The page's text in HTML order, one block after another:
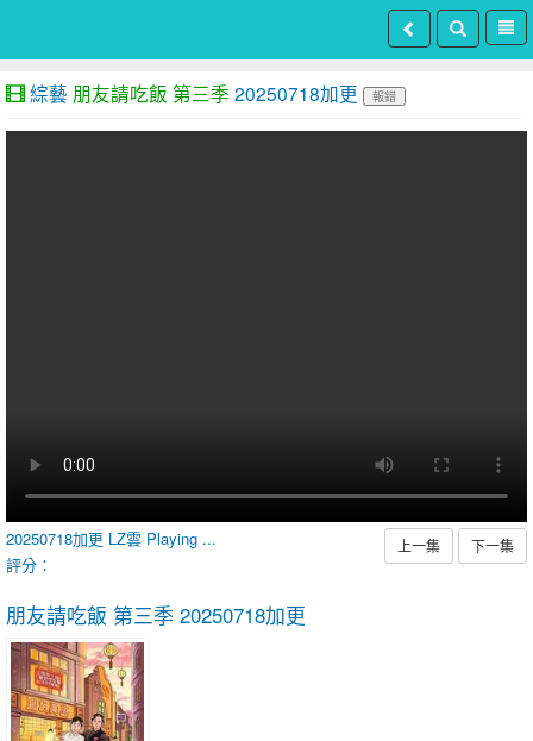
綜藝 朋友請吃飯 第三季 20250718加更 報錯
20250718加更 LZ雲 Playing ...
評分：
上一集 下一集
朋友請吃飯 第三季 20250718加更